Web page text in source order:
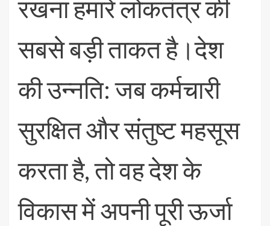
रखना हमारे लोकतंत्र की
सबसे बड़ी ताकत है।देश
की उन्नति: जब कर्मचारी
सुरक्षित और संतुष्ट महसूस
करता है, तो वह देश के
विकास में अपनी पूरी ऊर्जा